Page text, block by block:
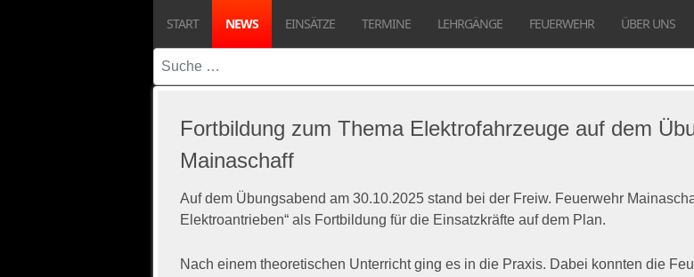
START NEWS EINSÄTZE TERMINE LEHRGÄNGE FEUERWEHR ÜBER UNS
Suchen
Fortbildung zum Thema Elektrofahrzeuge auf dem
Mainaschaff
Auf dem Übungsabend am 30.10.2025 stand bei der Freiw. Feuerwehr
Elektroantrieben“ als Fortbildung für die Einsatzkräfte auf dem Plan.
Nach einem theoretischen Unterricht ging es in die Praxis. Dabei konnten die